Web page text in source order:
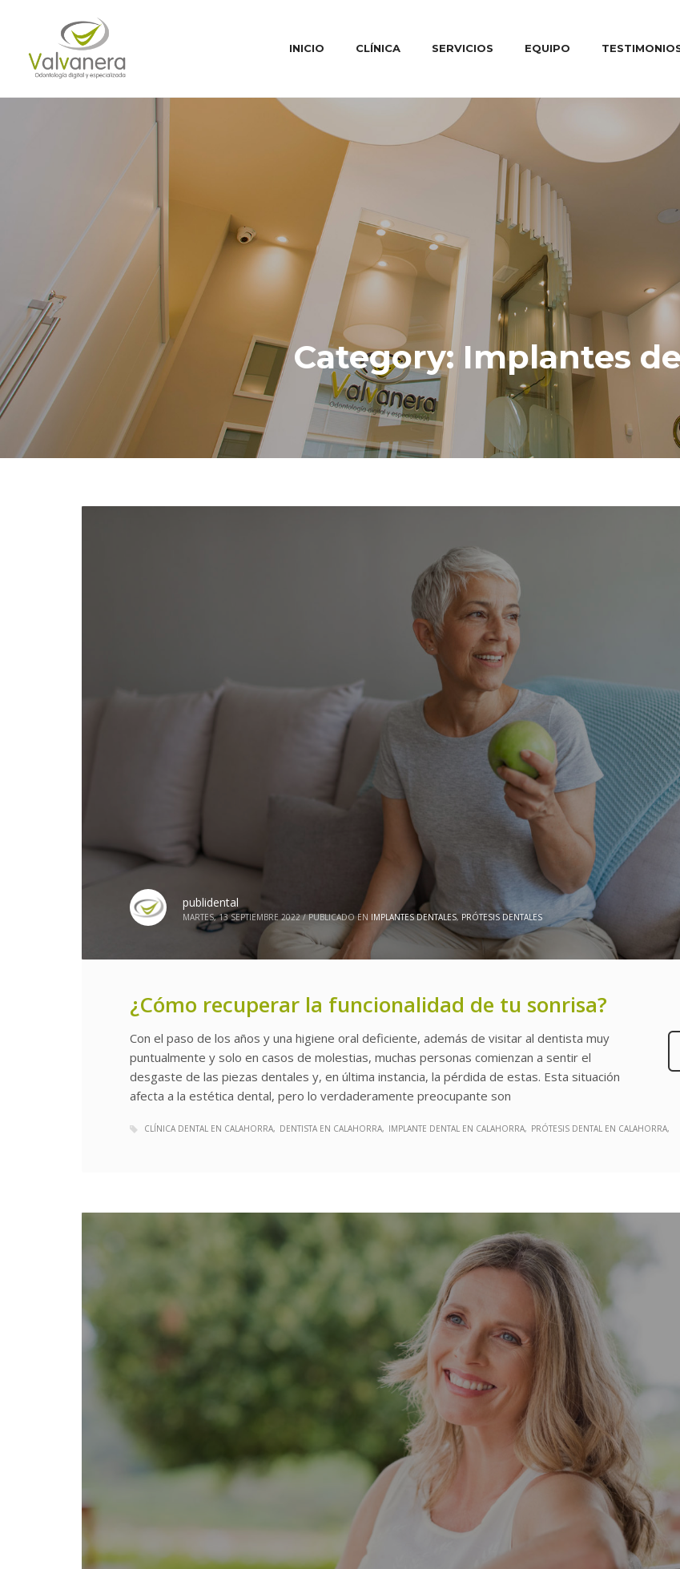
INICIO CLÍNICA SERVICIOS EQUIPO
Category: Implantes
publidental
MARTES, 13 SEPTIEMBRE 2022 / PUBLICADO EN IMPLANTES DENTALES, PRÓTESIS DENTALES
¿Cómo recuperar la funcionalidad de tu sonrisa?
Con el paso de los años y una higiene oral deficiente, además de visitar al dentista muy
puntualmente y solo en casos de molestias, muchas personas comienzan a sentir el
desgaste de las piezas dentales y, en última instancia, la pérdida de estas. Esta situación
afecta a la estética dental, pero lo verdaderamente preocupante son
CLÍNICA DENTAL EN CALAHORRA DENTISTA EN CALAHORRA IMPLANTE DENTAL EN CALAHORRA PRÓTESIS DENTAL EN CALAHORRA